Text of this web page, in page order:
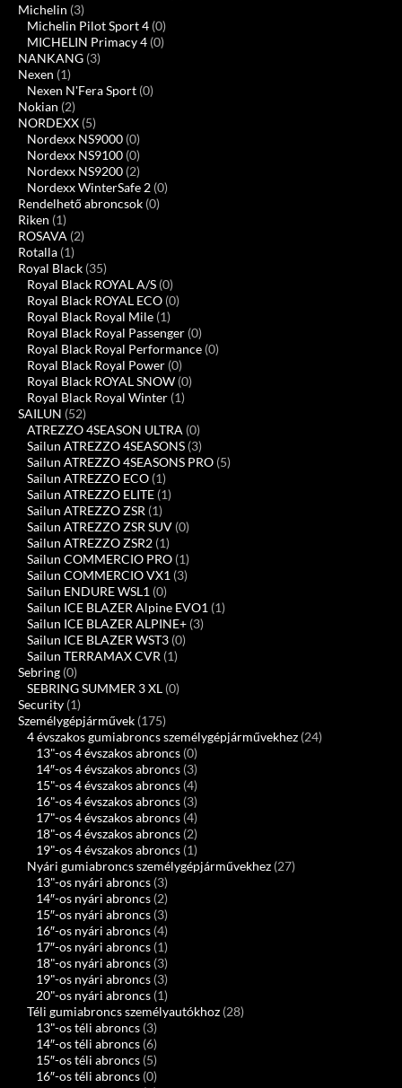
Michelin (3)
Michelin Pilot Sport 4 (0)
MICHELIN Primacy 4 (0)
NANKANG (3)
Nexen (1)
Nexen N'Fera Sport (0)
Nokian (2)
NORDEXX (5)
Nordexx NS9000 (0)
Nordexx NS9100 (0)
Nordexx NS9200 (2)
Nordexx WinterSafe 2 (0)
Rendelhető abroncsok (0)
Riken (1)
ROSAVA (2)
Rotalla (1)
Royal Black (35)
Royal Black ROYAL A/S (0)
Royal Black ROYAL ECO (0)
Royal Black Royal Mile (1)
Royal Black Royal Passenger (0)
Royal Black Royal Performance (0)
Royal Black Royal Power (0)
Royal Black ROYAL SNOW (0)
Royal Black Royal Winter (1)
SAILUN (52)
ATREZZO 4SEASON ULTRA (0)
Sailun ATREZZO 4SEASONS (3)
Sailun ATREZZO 4SEASONS PRO (5)
Sailun ATREZZO ECO (1)
Sailun ATREZZO ELITE (1)
Sailun ATREZZO ZSR (1)
Sailun ATREZZO ZSR SUV (0)
Sailun ATREZZO ZSR2 (1)
Sailun COMMERCIO PRO (1)
Sailun COMMERCIO VX1 (3)
Sailun ENDURE WSL1 (0)
Sailun ICE BLAZER Alpine EVO1 (1)
Sailun ICE BLAZER ALPINE+ (3)
Sailun ICE BLAZER WST3 (0)
Sailun TERRAMAX CVR (1)
Sebring (0)
SEBRING SUMMER 3 XL (0)
Security (1)
Személygépjárművek (175)
4 évszakos gumiabroncs személygépjárművekhez (24)
13"-os 4 évszakos abroncs (0)
14″-os 4 évszakos abroncs (3)
15"-os 4 évszakos abroncs (4)
16"-os 4 évszakos abroncs (3)
17"-os 4 évszakos abroncs (4)
18"-os 4 évszakos abroncs (2)
19"-os 4 évszakos abroncs (1)
Nyári gumiabroncs személygépjárművekhez (27)
13"-os nyári abroncs (3)
14″-os nyári abroncs (2)
15″-os nyári abroncs (3)
16″-os nyári abroncs (4)
17″-os nyári abroncs (1)
18"-os nyári abroncs (3)
19"-os nyári abroncs (3)
20"-os nyári abroncs (1)
Téli gumiabroncs személyautókhoz (28)
13"-os téli abroncs (3)
14″-os téli abroncs (6)
15″-os téli abroncs (5)
16″-os téli abroncs (0)